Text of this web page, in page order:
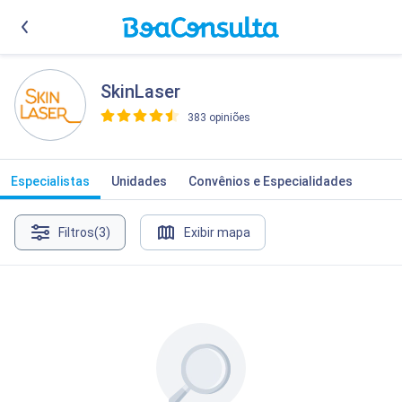
SkinLaser
383 opiniões
Especialistas Unidades Convênios e Especialidades
Filtros(3) Exibir mapa